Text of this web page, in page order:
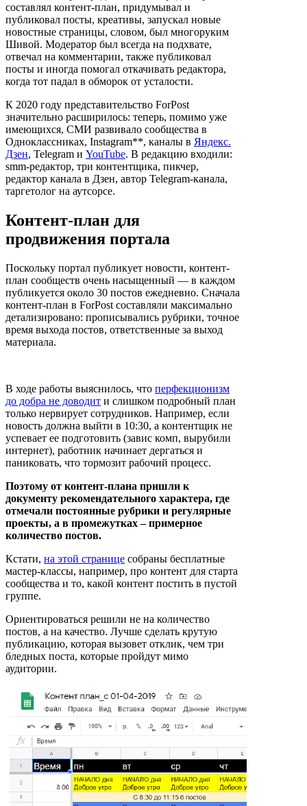
составлял контент-план, придумывал и
публиковал посты, креативы, запускал новые
новостные страницы, словом, был многоруким
Шивой. Модератор был всегда на подхвате,
отвечал на комментарии, также публиковал
посты и иногда помогал откачивать редактора,
когда тот падал в обморок от усталости.
К 2020 году представительство ForPost
значительно расширилось: теперь, помимо уже
имеющихся, СМИ развивало сообщества в
Одноклассниках, Instagram**, каналы в Яндекс.
Дзен, Telegram и YouTube. В редакцию входили:
smm-редактор, три контентщика, пикчер,
редактор канала в Дзен, автор Telegram-канала,
таргетолог на аутсорсе.
Контент-план для
продвижения портала
Поскольку портал публикует новости, контент-
план сообществ очень насыщенный — в каждом
публикуется около 30 постов ежедневно. Сначала
контент-план в ForPost составляли максимально
детализировано: прописывались рубрики, точное
время выхода постов, ответственные за выход
материала.
В ходе работы выяснилось, что перфекционизм
до добра не доводит и слишком подробный план
только нервирует сотрудников. Например, если
новость должна выйти в 10:30, а контентщик не
успевает ее подготовить (завис комп, вырубили
интернет), работник начинает дергаться и
паниковать, что тормозит рабочий процесс.
Поэтому от контент-плана пришли к
документу рекомендательного характера, где
отмечали постоянные рубрики и регулярные
проекты, а в промежутках – примерное
количество постов.
Кстати, на этой странице собраны бесплатные
мастер-классы, например, про контент для старта
сообщества и то, какой контент постить в пустой
группе.
Ориентироваться решили не на количество
постов, а на качество. Лучше сделать крутую
публикацию, которая вызовет отклик, чем три
бледных поста, которые пройдут мимо
аудитории.